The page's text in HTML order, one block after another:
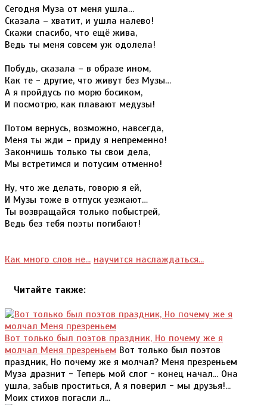
Сегодня Муза от меня ушла…
Сказала – хватит, и ушла налево!
Скажи спасибо, что ещё жива,
Ведь ты меня совсем уж одолела!
Побудь, сказала – в образе ином,
Как те - другие, что живут без Музы…
А я пройдусь по морю босиком,
И посмотрю, как плавают медузы!
Потом вернусь, возможно, навсегда,
Меня ты жди – приду я непременно!
Закончишь только ты свои дела,
Мы встретимся и потусим отменно!
Ну, что же делать, говорю я ей,
И Музы тоже в отпуск уезжают…
Ты возвращайся только побыстрей,
Ведь без тебя поэты погибают!
Как много слов не... научится наслаждаться...
Читайте также:
Вот только был поэтов праздник, Но почему же я
молчал Меня презреньем Вот только был поэтов
праздник, Но почему же я молчал? Меня презреньем
Муза дразнит - Теперь мой слог - конец начал... Она
ушла, забыв проститься, А я поверил - мы друзья!...
Моих стихов погасли л...